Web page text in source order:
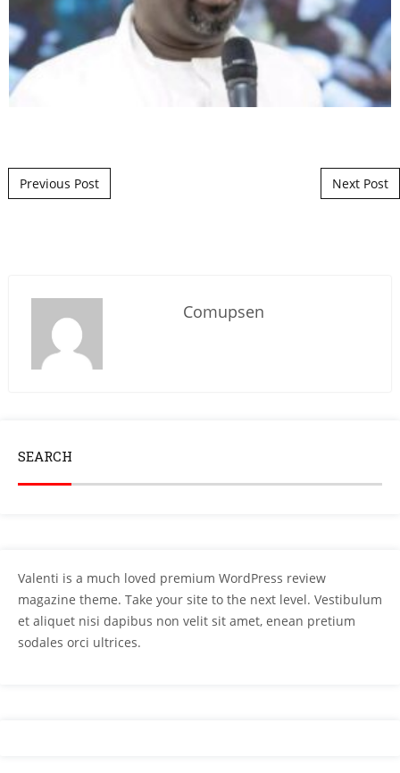
Post navigation
Previous Post Next Post
Comupsen
SEARCH
Valenti is a much loved premium WordPress review
magazine theme. Take your site to the next level. Vestibulum
et aliquet nisi dapibus non velit sit amet, enean pretium
sodales orci ultrices.